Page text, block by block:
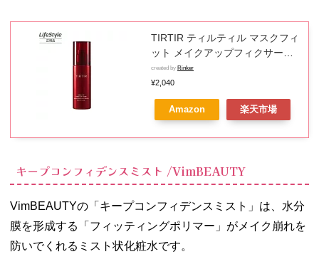
TIRTIR ティルティル マスクフィ
ット メイクアップフィクサー
MASK FIT MAKE-UP FIXER |
tirtir 韓国コスメ メイク崩れ防止
created by Rinker
¥2,040
Amazon 楽天市場
キープコンフィデンスミスト /VimBEAUTY
VimBEAUTYの「キープコンフィデンスミスト」は、水分
膜を形成する「フィッティングポリマー」がメイク崩れを
防いでくれるミスト状化粧水です。